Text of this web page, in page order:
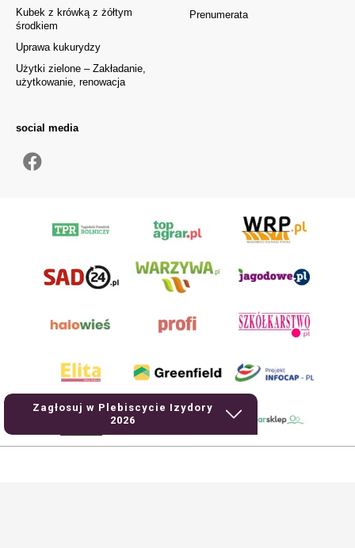
Zagłosuj w Plebiscycie Izydory
2026
Prenumerata
Kubek z krówką z żółtym
środkiem
Uprawa kukurydzy
Użytki zielone – Zakładanie,
użytkowanie, renowacja
social media